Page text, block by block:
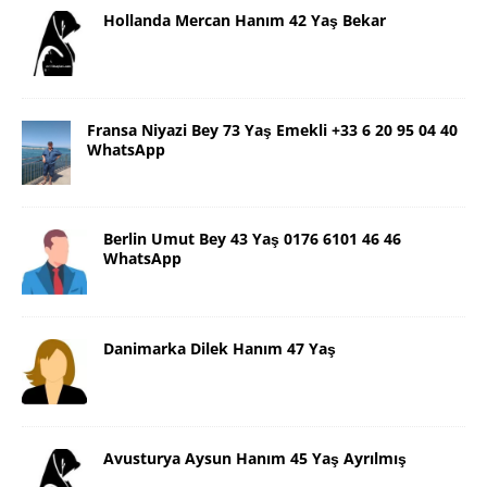
Hollanda Mercan Hanım 42 Yaş Bekar
Fransa Niyazi Bey 73 Yaş Emekli +33 6 20 95 04 40
WhatsApp
Berlin Umut Bey 43 Yaş 0176 6101 46 46
WhatsApp
Danimarka Dilek Hanım 47 Yaş
Avusturya Aysun Hanım 45 Yaş Ayrılmış